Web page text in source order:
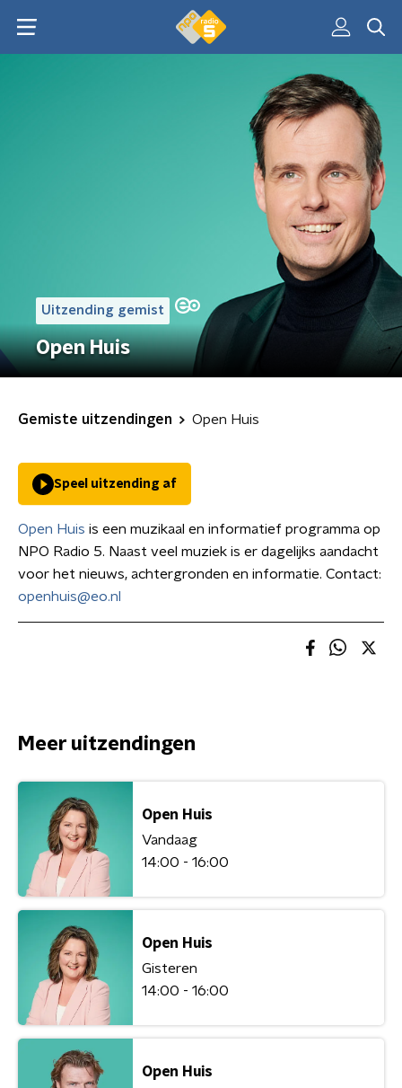
Uitzending gemist
Open Huis
Gemiste uitzendingen Open Huis
Speel uitzending af
Open Huis is een muzikaal en informatief programma op
NPO Radio 5. Naast veel muziek is er dagelijks aandacht
voor het nieuws, achtergronden en informatie. Contact:
openhuis@eo.nl
Meer uitzendingen
Open Huis
Vandaag
14:00 - 16:00
Open Huis
Gisteren
14:00 - 16:00
Open Huis